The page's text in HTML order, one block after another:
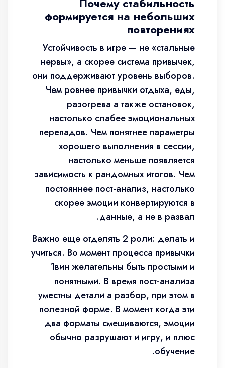
формируется на небольших
повторениях
Устойчивость в игре — не «стальные
нервы», а скорее система привычек,
они поддерживают уровень выборов.
Чем ровнее привычки отдыха, еды,
разогрева а также остановок,
настолько слабее эмоциональных
перепадов. Чем понятнее параметры
хорошего выполнения в сессии,
настолько меньше появляется
зависимость к рандомных итогов. Чем
постояннее пост-анализ, настолько
скорее эмоции конвертируются в
данные, а не в развал.
Важно еще отделять 2 роли: делать и
учиться. Во момент процесса привычки
1вин желательны быть простыми и
понятными. В время пост-анализа
уместны детали а разбор, при этом в
полезной форме. В момент когда эти
два форматы смешиваются, эмоции
обычно разрушают и игру, и плюс
обучение.